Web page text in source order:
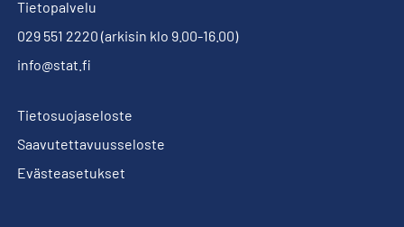
Tietopalvelu
029 551 2220 (arkisin klo 9.00-16.00)
info@stat.fi
Tietosuojaseloste
Saavutettavuusseloste
Evästeasetukset